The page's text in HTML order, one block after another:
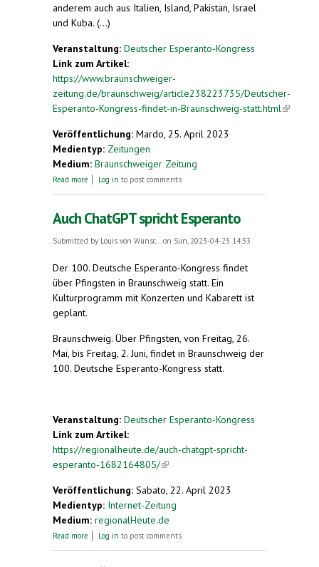
anderem auch aus Italien, Island, Pakistan, Israel
und Kuba. (...)
Veranstaltung: Deutscher Esperanto-Kongress
Link zum Artikel:
https://www.braunschweiger-
zeitung.de/braunschweig/article238223735/Deutscher-
Esperanto-Kongress-findet-in-Braunschweig-statt.html (link is
Veröffentlichung: Mardo, 25. April 2023
Medientyp: Zeitungen
Medium: Braunschweiger Zeitung
Read more about Deutscher Esperanto-Kongress findet in
Log in to post comments
Auch ChatGPT spricht Esperanto
Submitted by Louis von Wunsc... on Sun, 2023-04-23 14:33
Der 100. Deutsche Esperanto-Kongress findet
über Pfingsten in Braunschweig statt. Ein
Kulturprogramm mit Konzerten und Kabarett ist
geplant.
Braunschweig. Über Pfingsten, von Freitag, 26.
Mai, bis Freitag, 2. Juni, findet in Braunschweig der
100. Deutsche Esperanto-Kongress statt.
Veranstaltung: Deutscher Esperanto-Kongress
Link zum Artikel:
https://regionalheute.de/auch-chatgpt-spricht-
esperanto-1682164805/(link is external)
Veröffentlichung: Sabato, 22. April 2023
Medientyp: Internet-Zeitung
Medium: regionalHeute.de
Read more about Auch ChatGPT spricht Esperanto
Log in to post comments